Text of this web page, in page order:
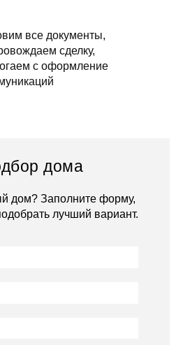
все документы,
сделку,
с оформление
дома
дом? Заполните форму,
лучший вариант.